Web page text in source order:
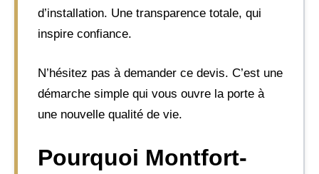
d’installation. Une transparence totale, qui
inspire confiance.
N’hésitez pas à demander ce devis. C’est une
démarche simple qui vous ouvre la porte à
une nouvelle qualité de vie.
Pourquoi Montfort-